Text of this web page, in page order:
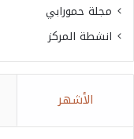
مجلة حمورابي
انشطة المركز
الأشهر